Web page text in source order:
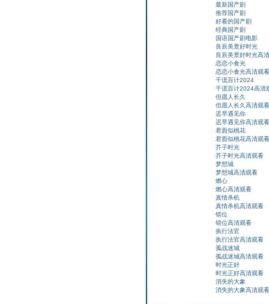
最新国产剧
推荐国产剧
好看的国产剧
经典国产剧
国语国产剧电影
良辰美景好时光
良辰美景好时光高
恋恋小食光
恋恋小食光高清观看
千谎百计2024
千谎百计2024高清
但愿人长久
但愿人长久高清观看
迟早遇见你
迟早遇见你高清观看
君面似桃花
君面似桃花高清观看
芥子时光
芥子时光高清观看
梦想城
梦想城高清观看
燃心
燃心高清观看
真情杀机
真情杀机高清观看
错位
错位高清观看
执行法官
执行法官高清观看
孤战迷城
孤战迷城高清观看
时光正好
时光正好高清观看
消失的大象
消失的大象高清观看